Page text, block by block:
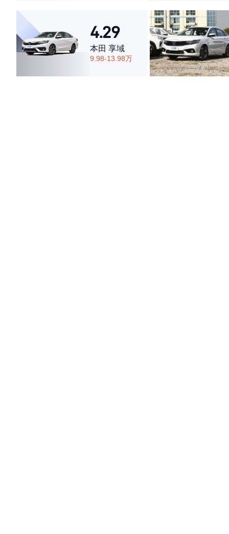
4.29
本田 享域
9.98-13.98万